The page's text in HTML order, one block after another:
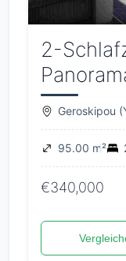
2-
Geroskipou
95.00 m²
€340,000